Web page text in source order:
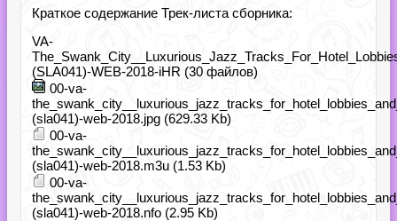
Краткое содержание Трек-листа сборника:
VA-
(SLA041)-WEB-2018-iHR (30 файлов)
00-va-
(sla041)-web-2018.jpg (629.33 Kb)
00-va-
(sla041)-web-2018.m3u (1.53 Kb)
00-va-
(sla041)-web-2018.nfo (2.95 Kb)